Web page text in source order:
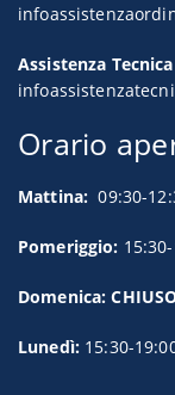
Assistenza Tecnica
Orario
Mattina: 09:30-
Pomeriggio:
Domenica:
Lunedì: 15:30-